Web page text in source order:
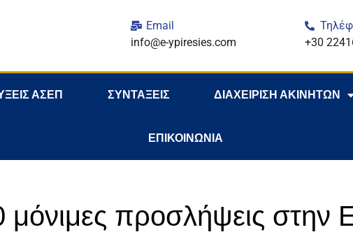
Email
info@e-ypiresies.com
+30
ΑΣΕΠ ΣΥΝΤΑΞΕΙΣ ΔΙΑΧΕΙΡΙΣΗ ΑΚΙΝΗΤΩΝ
ΕΠΙΚΟΙΝΩΝΙΑ
προσλήψεις στην